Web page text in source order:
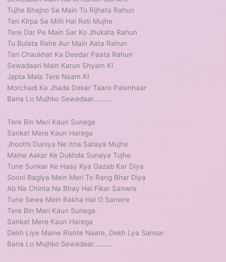
Tujhe Bhajno Se Main To Rijhata Rahun
Teri Kirpa Se Milti Hai Roti Mujhe
Tere Dar Pe Main Sar Ko Jhukata Rahun
Tu Bulata Rahe Aur Main Aata Rahun
Teri Chaukhat Ka Deedar Paata Rahun
Sewadaari Main Karun Shyam Ki
Japta Mala Tere Naam KI
Morchadi Ka Jhada Dekar Taaro Palanhaar
Bana Lo Mujhko Sewadaar……….
Tere Bin Meri Kaun Sunega
Sankat Mere Kaun Harega
Jhoothi Duniya Ne Itna Sataya Mujhe
Maine Aakar Ke Dukhda Sunaya Tujhe
Tune Sunkar Ke Haay Kya Gazab Kar Diya
Sooni Bagiya Mein Meri To Rang Bhar Diya
Ab Na Chinta Na Bhay Hai Fikar Sanwre
Tune Sewa Mein Rakha Hai O Sanwre
Tere Bin Meri Kaun Sunega
Sankat Mere Kaun Harega
Dekh Liye Maine Rishte Naate, Dekh Lya Sansar
Bana Lo Mujhko Sewadaar……….